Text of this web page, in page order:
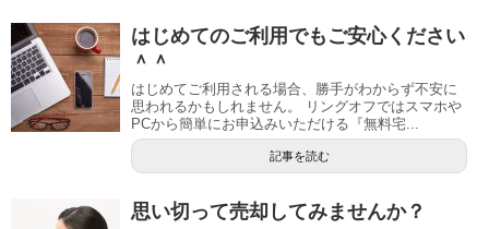
はじめてのご利用でもご安心ください
＾＾
はじめてご利用される場合、勝手がわからず不安に
思われるかもしれません。 リングオフではスマホや
PCから簡単にお申込みいただける『無料宅...
記事を読む
思い切って売却してみませんか？